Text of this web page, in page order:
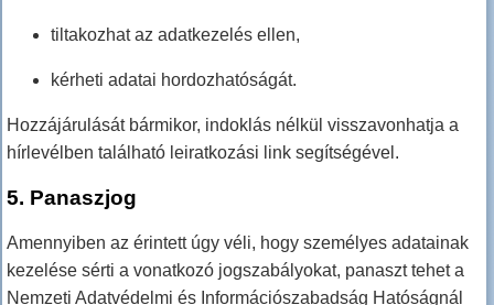
tiltakozhat az adatkezelés ellen,
kérheti adatai hordozhatóságát.
Hozzájárulását bármikor, indoklás nélkül visszavonhatja a
hírlevélben található leiratkozási link segítségével.
5. Panaszjog
Amennyiben az érintett úgy véli, hogy személyes adatainak
kezelése sérti a vonatkozó jogszabályokat, panaszt tehet a
Nemzeti Adatvédelmi és Információszabadság Hatóságnál